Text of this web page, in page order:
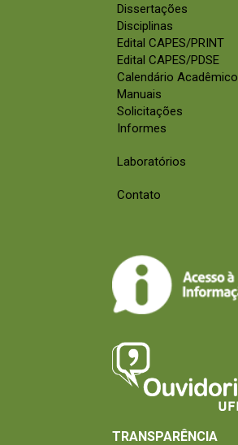
Dissertações
Disciplinas
Edital CAPES/PRINT
Edital CAPES/PDSE
Calendário Acadêmico
Manuais
Solicitações
Informes
Laboratórios
Contato
TRANSPARÊNCIA